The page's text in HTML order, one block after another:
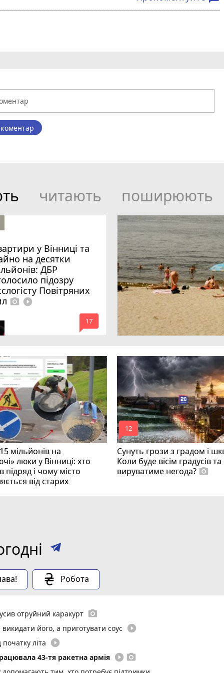
читають поширюють
у Вінниці та
на десятки
ДБР
підозру
Повітряних
photo_camera play_circle_filled
mode_comment
17
мільйонів на
люки у Вінниці: хто
підряд і чому місто
від старих
Сунуть грози з градом і
Коли буде вісім градусів та
вируватиме негода? photo_camera
mode_comment
12
Робота
отруйний каракурт photo_camera
його, а приготувати соус play_circle_filled
літа play_circle_filled
43-тя ракетна армія play_circle_filled photo_camera